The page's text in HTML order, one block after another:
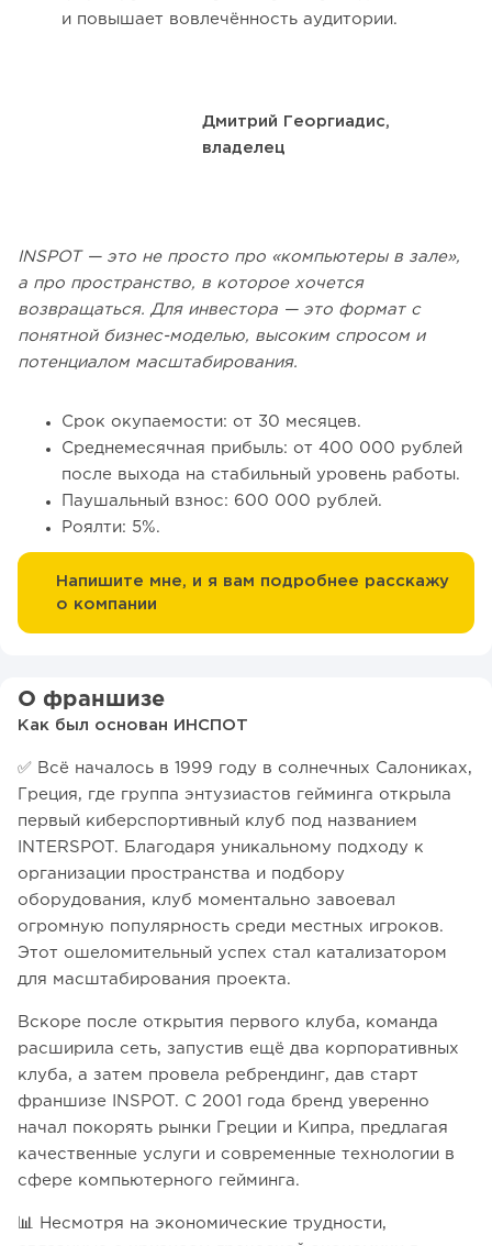
и повышает вовлечённость аудитории.
Дмитрий Георгиадис,
владелец
INSPOT — это не просто про «компьютеры в зале»,
а про пространство, в которое хочется
возвращаться. Для инвестора — это формат с
понятной бизнес-моделью, высоким спросом и
потенциалом масштабирования.
Срок окупаемости: от 30 месяцев.
Среднемесячная прибыль: от 400 000 рублей
после выхода на стабильный уровень работы.
Паушальный взнос: 600 000 рублей.
Роялти: 5%.
Напишите мне, и я вам подробнее расскажу
о компании
О франшизе
Как был основан ИНСПОТ
✅ Всё началось в 1999 году в солнечных Салониках,
Греция, где группа энтузиастов гейминга открыла
первый киберспортивный клуб под названием
INTERSPOT. Благодаря уникальному подходу к
организации пространства и подбору
оборудования, клуб моментально завоевал
огромную популярность среди местных игроков.
Этот ошеломительный успех стал катализатором
для масштабирования проекта.
Вскоре после открытия первого клуба, команда
расширила сеть, запустив ещё два корпоративных
клуба, а затем провела ребрендинг, дав старт
франшизе INSPOT. С 2001 года бренд уверенно
начал покорять рынки Греции и Кипра, предлагая
качественные услуги и современные технологии в
сфере компьютерного гейминга.
📊 Несмотря на экономические трудности,